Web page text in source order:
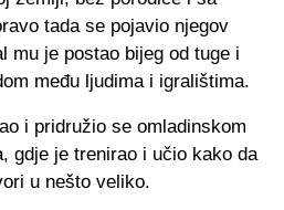
tada se pojavio njegov
mu je postao bijeg od tuge i
među ljudima i igralištima.
i pridružio se omladinskom
gdje je trenirao i učio kako da
u nešto veliko.